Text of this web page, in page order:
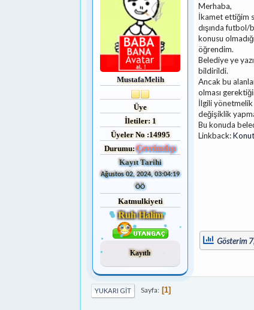
MustafaMelih
Üye
İletiler: 1
Üyeler No :14995
Durumu: Çevrimdışı
Kayıt Tarihi
Ağustos 02, 2024, 03:04:19
ÖÖ
Katmulkiyeti
Ruh Halim
Kayıtlı
Merhaba,
İkamet ettiğim
dışında futbol/
konusu
öğrendim.
Belediye ye
bildirildi.
Ancak bu
olması
İlgili
değişiklik
Bu konuda
Linkback:
Gösterim
YUKARI GIT Sayfa 1